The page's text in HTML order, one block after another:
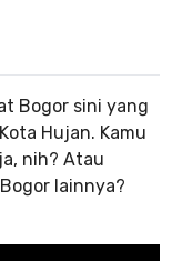
Bogor sini yang
Hujan. Kamu
nih? Atau
lainnya?